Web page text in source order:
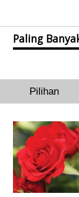
Paling
Pilihan